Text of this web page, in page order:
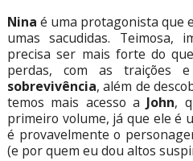
Nina é uma protagonista que
umas sacudidas. Teimosa,
precisa ser mais forte do
perdas, com as traições
sobrevivência, além de
temos mais acesso a John,
primeiro volume, já que ele é
é provavelmente o
(e por quem eu dou altos